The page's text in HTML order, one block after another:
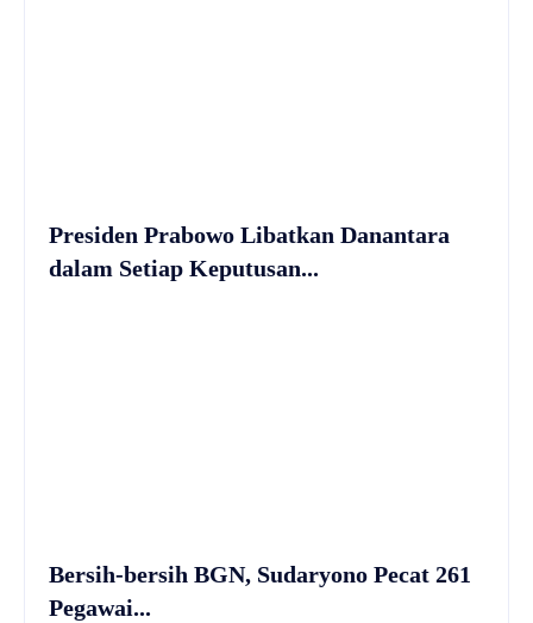
Presiden Prabowo Libatkan Danantara
dalam Setiap Keputusan...
Bersih-bersih BGN, Sudaryono Pecat 261
Pegawai...